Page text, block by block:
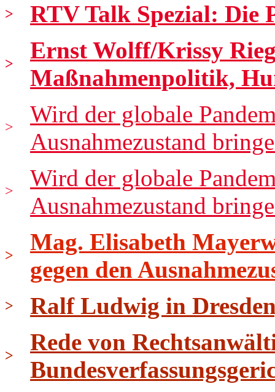
> RTV Talk Spezial: Die
>
Ernst Wolff/Krissy
Maßnahmenpolitik,
>
Wird der globale
Ausnahmezustand
>
Wird der globale
Ausnahmezustand
>
Mag. Elisabeth
gegen den
> Ralf Ludwig in
>
Rede von